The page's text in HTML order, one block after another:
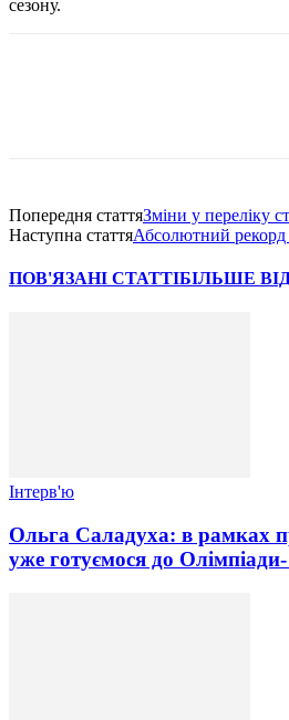
сезону.
Попередня статтяЗміни у переліку
Наступна статтяАбсолютний
ПОВ'ЯЗАНІ СТАТТІБІЛЬШЕ
Інтерв'ю
Ольга Саладуха: в рамках
уже готуємося до Олімпіади-